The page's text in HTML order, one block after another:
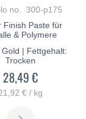
no. 300-p175
Finish Paste für
& Polymere
| Fettgehalt:
Trocken
28,49 €
€ / kg